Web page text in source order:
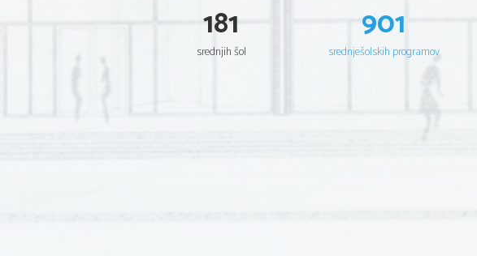
181
srednjih šol
901
srednješolskih programov